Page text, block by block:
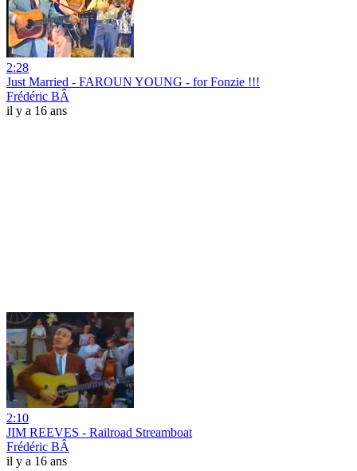
2:28
Just Married - FAROUN YOUNG - for Fonzie !!!
Frédéric BÂ
il y a 16 ans
2:10
JIM REEVES - Railroad Streamboat
Frédéric BÂ
il y a 16 ans